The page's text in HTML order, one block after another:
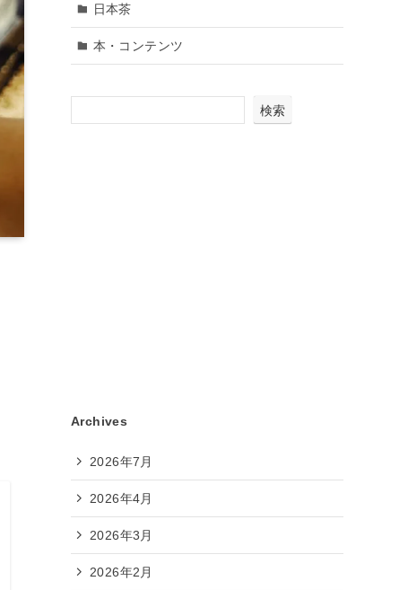
日本茶
本・コンテンツ
検索
Archives
2026年7月
2026年4月
2026年3月
2026年2月